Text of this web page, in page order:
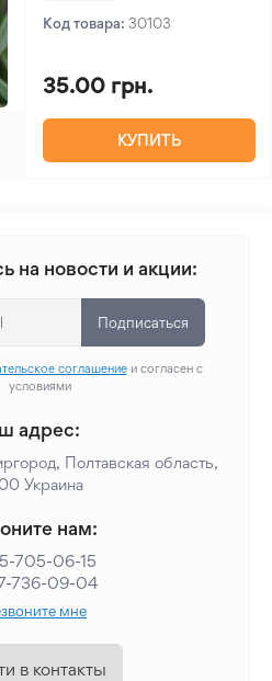
Код товара: 30103
35.00 грн.
КУПИТЬ
на новости и акции:
Подписаться
соглашениеи согласен с
условиями
адрес:
Полтавская область,
Украина
нам:
705-06-15
736-09-04
мне
в контакты